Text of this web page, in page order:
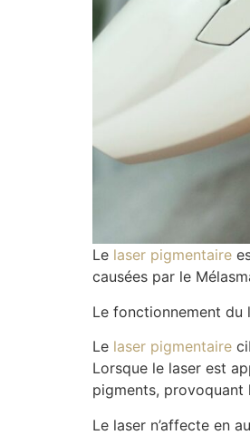
Le laser pigmentaire
causées par le
Le fonctionnement du
Le laser pigmentaire
Lorsque le laser est
pigments, provoquant
Le laser n’affecte en